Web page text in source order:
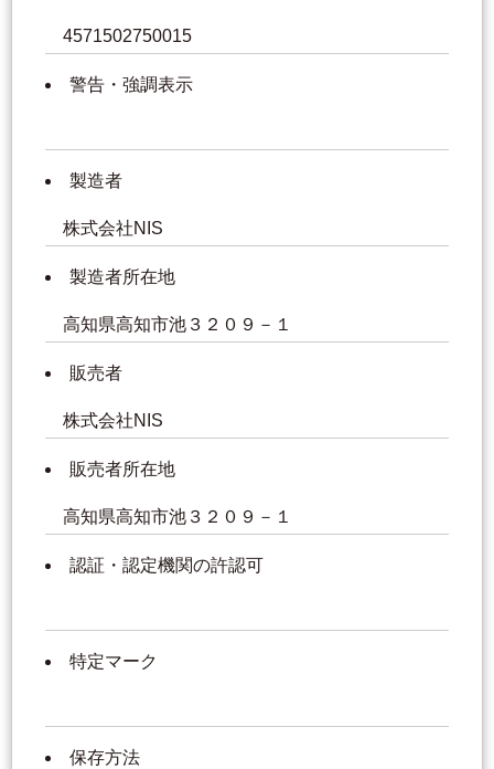
4571502750015
警告・強調表示
製造者
株式会社NIS
製造者所在地
高知県高知市池３２０９－１
販売者
株式会社NIS
販売者所在地
高知県高知市池３２０９－１
認証・認定機関の許認可
特定マーク
保存方法